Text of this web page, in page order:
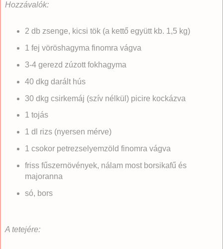
Hozzávalók:
2 db zsenge, kicsi tök (a kettő együtt kb. 1,5 kg)
1 fej vöröshagyma finomra vágva
3-4 gerezd zúzott fokhagyma
40 dkg darált hús
30 dkg csirkemáj (szív nélkül) picire kockázva
1 tojás
1 dl rizs (nyersen mérve)
1 csokor petrezselyemzöld finomra vágva
friss fűszernövények, nálam most borsikafű és
majoranna
só, bors
A tetejére: